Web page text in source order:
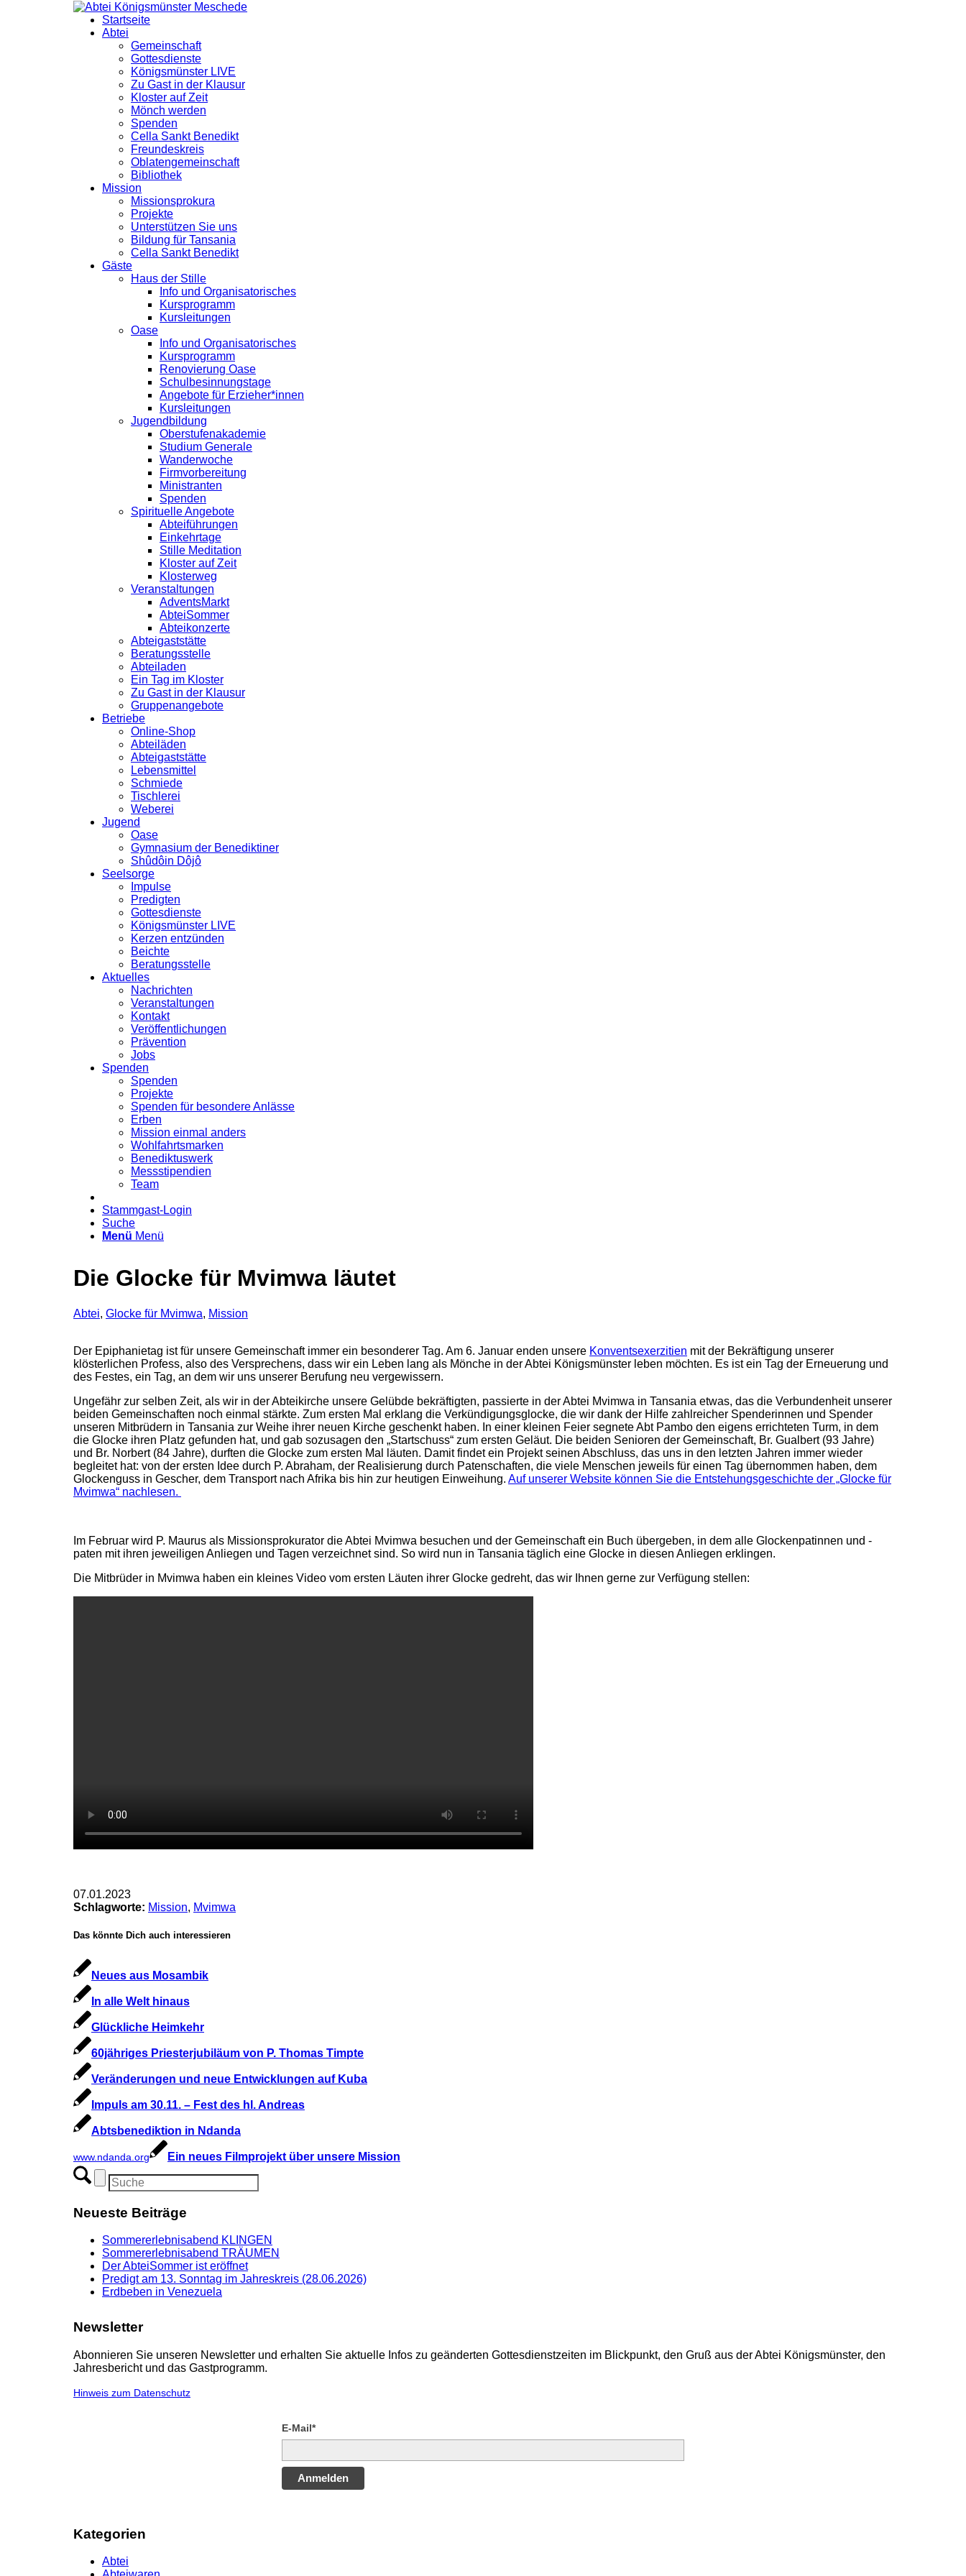
Startseite
Abtei
Gemeinschaft
Gottesdienste
Königsmünster LIVE
Zu Gast in der Klausur
Kloster auf Zeit
Mönch werden
Spenden
Cella Sankt Benedikt
Freundeskreis
Oblatengemeinschaft
Bibliothek
Mission
Missionsprokura
Projekte
Unterstützen Sie uns
Bildung für Tansania
Cella Sankt Benedikt
Gäste
Haus der Stille
Info und Organisatorisches
Kursprogramm
Kursleitungen
Oase
Info und Organisatorisches
Kursprogramm
Renovierung Oase
Schulbesinnungstage
Angebote für Erzieher*innen
Kursleitungen
Jugendbildung
Oberstufenakademie
Studium Generale
Wanderwoche
Firmvorbereitung
Ministranten
Spenden
Spirituelle Angebote
Abteiführungen
Einkehrtage
Stille Meditation
Kloster auf Zeit
Klosterweg
Veranstaltungen
AdventsMarkt
AbteiSommer
Abteikonzerte
Abteigaststätte
Beratungsstelle
Abteiladen
Ein Tag im Kloster
Zu Gast in der Klausur
Gruppenangebote
Betriebe
Online-Shop
Abteiläden
Abteigaststätte
Lebensmittel
Schmiede
Tischlerei
Weberei
Jugend
Oase
Gymnasium der Benediktiner
Shûdôin Dôjô
Seelsorge
Impulse
Predigten
Gottesdienste
Königsmünster LIVE
Kerzen entzünden
Beichte
Beratungsstelle
Aktuelles
Nachrichten
Veranstaltungen
Kontakt
Veröffentlichungen
Prävention
Jobs
Spenden
Spenden
Projekte
Spenden für besondere Anlässe
Erben
Mission einmal anders
Wohlfahrtsmarken
Benediktuswerk
Messstipendien
Team
Stammgast-Login
Suche
Menü Menü
Die Glocke für Mvimwa läutet
Abtei, Glocke für Mvimwa, Mission
Der Epiphanietag ist für unsere Gemeinschaft immer ein besonderer Tag. Am 6. Januar enden unsere Konventsexerzitien mit der Bekräftigung unserer
klösterlichen Profess, also des Versprechens, dass wir ein Leben lang als Mönche in der Abtei Königsmünster leben möchten. Es ist ein Tag der Erneuerung und
des Festes, ein Tag, an dem wir uns unserer Berufung neu vergewissern.
Ungefähr zur selben Zeit, als wir in der Abteikirche unsere Gelübde bekräftigten, passierte in der Abtei Mvimwa in Tansania etwas, das die Verbundenheit unserer
beiden Gemeinschaften noch einmal stärkte. Zum ersten Mal erklang die Verkündigungsglocke, die wir dank der Hilfe zahlreicher Spenderinnen und Spender
unseren Mitbrüdern in Tansania zur Weihe ihrer neuen Kirche geschenkt haben. In einer kleinen Feier segnete Abt Pambo den eigens errichteten Turm, in dem
die Glocke ihren Platz gefunden hat, und gab sozusagen den „Startschuss“ zum ersten Geläut. Die beiden Senioren der Gemeinschaft, Br. Gualbert (93 Jahre)
und Br. Norbert (84 Jahre), durften die Glocke zum ersten Mal läuten. Damit findet ein Projekt seinen Abschluss, das uns in den letzten Jahren immer wieder
begleitet hat: von der ersten Idee durch P. Abraham, der Realisierung durch Patenschaften, die viele Menschen jeweils für einen Tag übernommen haben, dem
Glockenguss in Gescher, dem Transport nach Afrika bis hin zur heutigen Einweihung. Auf unserer Website können Sie die Entstehungsgeschichte der „Glocke für
Mvimwa“ nachlesen.
Im Februar wird P. Maurus als Missionsprokurator die Abtei Mvimwa besuchen und der Gemeinschaft ein Buch übergeben, in dem alle Glockenpatinnen und -
paten mit ihren jeweiligen Anliegen und Tagen verzeichnet sind. So wird nun in Tansania täglich eine Glocke in diesen Anliegen erklingen.
Die Mitbrüder in Mvimwa haben ein kleines Video vom ersten Läuten ihrer Glocke gedreht, das wir Ihnen gerne zur Verfügung stellen:
07.01.2023
Schlagworte: Mission, Mvimwa
Das könnte Dich auch interessieren
Neues aus Mosambik
In alle Welt hinaus
Glückliche Heimkehr
60jähriges Priesterjubiläum von P. Thomas Timpte
Veränderungen und neue Entwicklungen auf Kuba
Impuls am 30.11. – Fest des hl. Andreas
Abtsbenediktion in Ndanda
www.ndanda.org Ein neues Filmprojekt über unsere Mission
Neueste Beiträge
Sommererlebnisabend KLINGEN
Sommererlebnisabend TRÄUMEN
Der AbteiSommer ist eröffnet
Predigt am 13. Sonntag im Jahreskreis (28.06.2026)
Erdbeben in Venezuela
Newsletter
Abonnieren Sie unseren Newsletter und erhalten Sie aktuelle Infos zu geänderten Gottesdienstzeiten im Blickpunkt, den Gruß aus der Abtei Königsmünster, den
Jahresbericht und das Gastprogramm.
Hinweis zum Datenschutz
E-Mail*
Anmelden
Kategorien
Abtei